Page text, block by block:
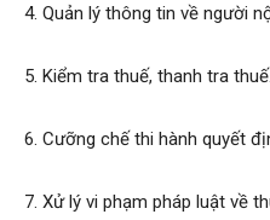
4. Quản lý thông tin về người
5. Kiểm tra thuế, thanh tra thuế.
6. Cưỡng chế thi hành quyết
7. Xử lý vi phạm pháp luật về